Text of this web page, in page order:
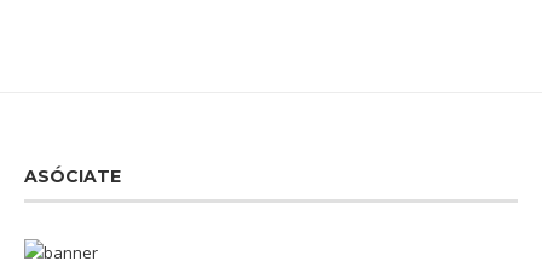
ASÓCIATE